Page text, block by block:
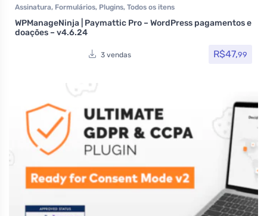
Assinatura, Formulários, Plugins, Todos os itens
WPManageNinja | Paymattic Pro – WordPress pagamentos e
doações – v4.6.24
3 vendas R$47,99